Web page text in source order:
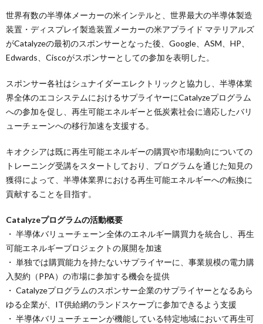
世界有数の半導体メーカーの米インテルと、世界最大の半導体製造
装置・ディスプレイ製造装置メーカーの米アプライド マテリアルズ
がCatalyzeの最初のスポンサーとなった後、Google、ASM、HP、
Edwards、Ciscoがスポンサーとしての参加を表明した。
スポンサー各社はシュナイダーエレクトリックと協力し、半導体業
界全体のエコシステムにおけるサプライヤーにCatalyzeプログラム
への参加を促し、再生可能エネルギーと低炭素社会に適応したバリ
ューチェーンへの移行加速を支援する。
キオクシアは既に再生可能エネルギーの購買や市場動向についての
トレーニング受講をスタートしており、プログラムを通じた知見の
獲得によって、半導体業界における再生可能エネルギーへの転換に
貢献することを目指す。
Catalyzeプログラムの活動概要
・ 半導体バリューチェーン全体のエネルギー購買力を統合し、再生
可能エネルギープロジェクトの展開を加速
・ 単独では購買能力を持たないサプライヤーに、事業規模の電力購
入契約（PPA）の市場に参加する機会を提供
・ Catalyzeプログラムのスポンサー企業のサプライヤーとなるあら
ゆる企業が、IT供給網のランドスケープに参加できるよう支援
・ 半導体バリューチェーンが機能している特定地域において再生可